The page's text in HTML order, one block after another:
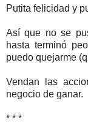
Putita felicidad y
Así que no se
hasta terminó
puedo quejarme
Vendan las
negocio de ganar.
* * *